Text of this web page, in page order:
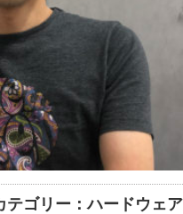
テゴリー：ハードウェア